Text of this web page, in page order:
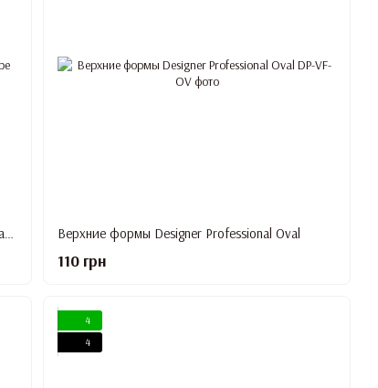
Верхние формы Designer Professional Multishape Верхние формы Designer Professional Oval
110 грн
4
4